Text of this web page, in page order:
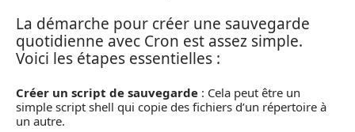
La démarche pour créer une sauvegarde
quotidienne avec Cron est assez simple.
Voici les étapes essentielles :
Créer un script de sauvegarde : Cela peut être un
simple script shell qui copie des fichiers d’un répertoire à
un autre.